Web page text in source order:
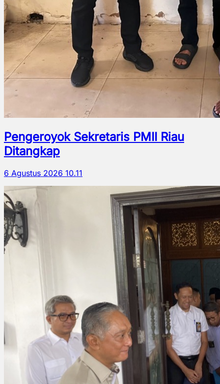
Pengeroyok Sekretaris PMII Riau
Ditangkap
6 Agustus 2026 10.11